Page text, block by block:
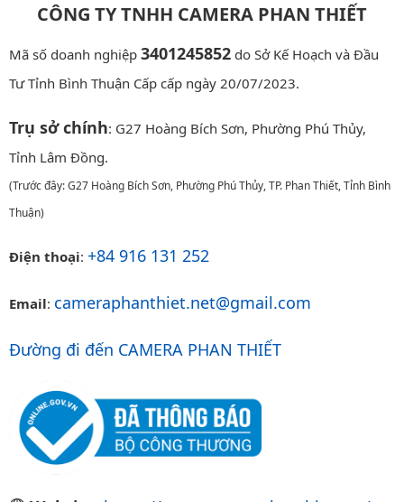
CÔNG TY TNHH CAMERA PHAN THIẾT
Mã số doanh nghiệp 3401245852 do Sở Kế Hoạch và Đầu
Tư Tỉnh Bình Thuận Cấp cấp ngày 20/07/2023.
Trụ sở chính: G27 Hoàng Bích Sơn, Phường Phú Thủy,
Tỉnh Lâm Đồng.
(Trước đây: G27 Hoàng Bích Sơn, Phường Phú Thủy, TP. Phan Thiết, Tỉnh Bình
Thuận)
Điện thoại: +84 916 131 252
Email: cameraphanthiet.net@gmail.com
Đường đi đến CAMERA PHAN THIẾT